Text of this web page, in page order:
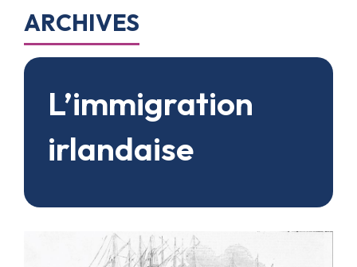
ARCHIVES
L’immigration
irlandaise